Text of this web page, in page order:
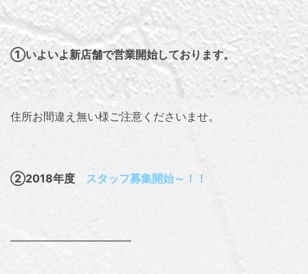
①いよいよ新店舗で営業開始しております。
住所お間違え無い様ご注意くださいませ。
②2018年度 スタッフ募集開始～！！
———————————